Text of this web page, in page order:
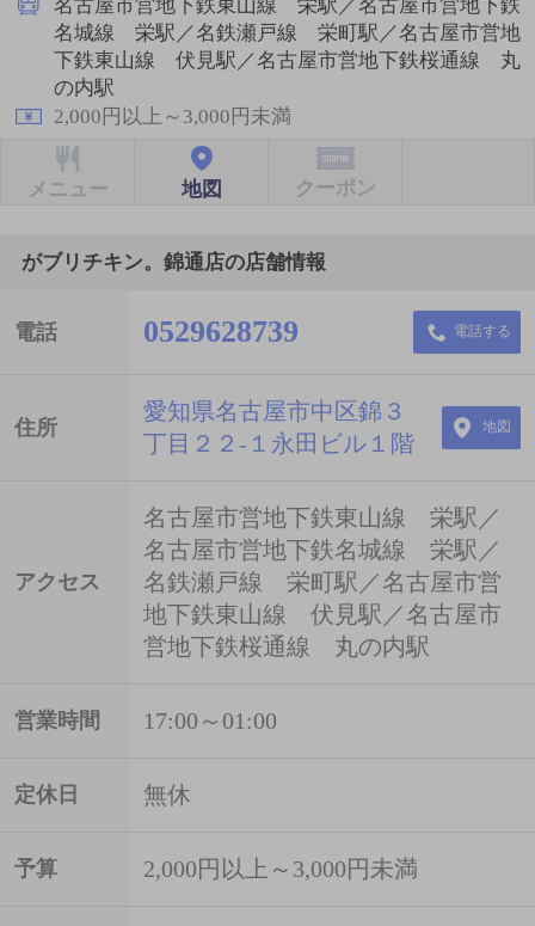
名古屋市営地下鉄東山線 栄駅／名古屋市営地下鉄
名城線 栄駅／名鉄瀬戸線 栄町駅／名古屋市営地
下鉄東山線 伏見駅／名古屋市営地下鉄桜通線 丸
の内駅
2,000円以上～3,000円未満
メニュー 地図 クーポン
がブリチキン。錦通店の店舗情報
電話 0529628739 電話する
住所
愛知県名古屋市中区錦３
丁目２２-１永田ビル１階
地図
アクセス
名古屋市営地下鉄東山線 栄駅／
名古屋市営地下鉄名城線 栄駅／
名鉄瀬戸線 栄町駅／名古屋市営
地下鉄東山線 伏見駅／名古屋市
営地下鉄桜通線 丸の内駅
営業時間 17:00～01:00
定休日 無休
予算 2,000円以上～3,000円未満